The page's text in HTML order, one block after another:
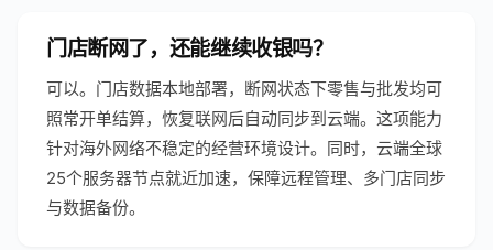
门店断网了，还能继续收银吗？
可以。门店数据本地部署，断网状态下零售与批发均可
照常开单结算，恢复联网后自动同步到云端。这项能力
针对海外网络不稳定的经营环境设计。同时，云端全球
25个服务器节点就近加速，保障远程管理、多门店同步
与数据备份。